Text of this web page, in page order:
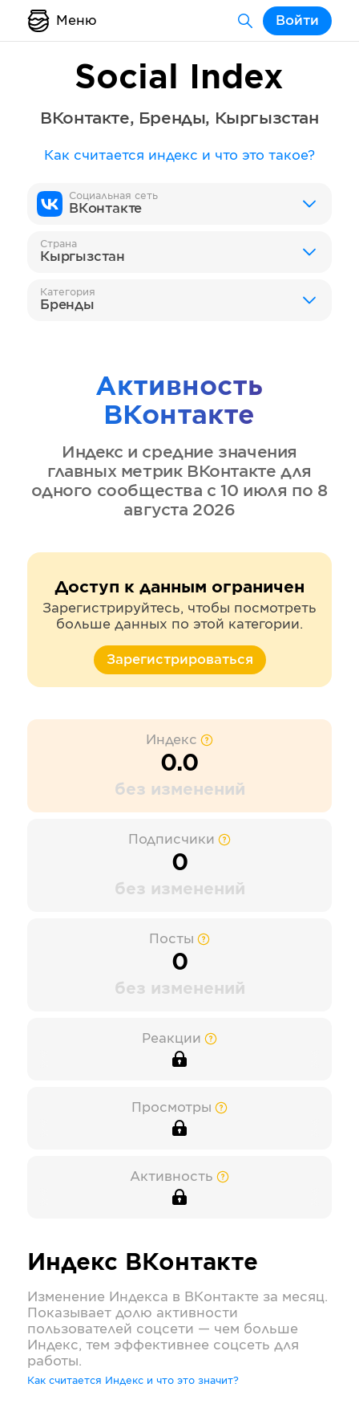
Меню Войти
Social Index
ВКонтакте, Бренды, Кыргызстан
Как считается индекс и что это такое?
Социальная сеть
ВКонтакте
Страна
Кыргызстан
Категория
Бренды
Активность
ВКонтакте
Индекс и средние значения
главных метрик ВКонтакте для
одного сообщества с 10 июля по 8
августа 2026
Доступ к данным ограничен
Зарегистрируйтесь, чтобы посмотреть
больше данных по этой категории.
Зарегистрироваться
Индекс
0.0
без изменений
Подписчики
0
без изменений
Посты
0
без изменений
Реакции
Просмотры
Активность
Индекс ВКонтакте
Изменение Индекса в ВКонтакте за месяц.
Показывает долю активности
пользователей соцсети — чем больше
Индекс, тем эффективнее соцсеть для
работы.
Как считается Индекс и что это значит?